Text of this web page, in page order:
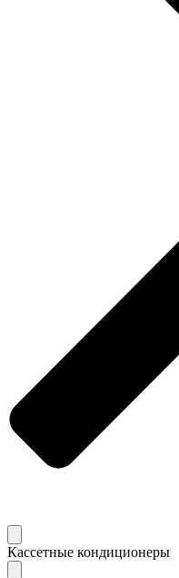
Кассетные кондиционеры